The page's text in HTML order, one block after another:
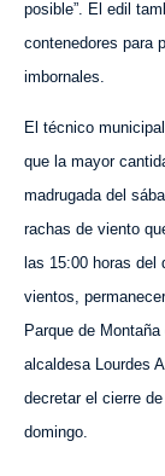
posible”. El edil
contenedores para
imbornales.
El técnico
que la mayor
madrugada del
rachas de viento
las 15:00 horas
vientos,
Parque de
alcaldesa Lourdes
decretar el cierre
domingo.